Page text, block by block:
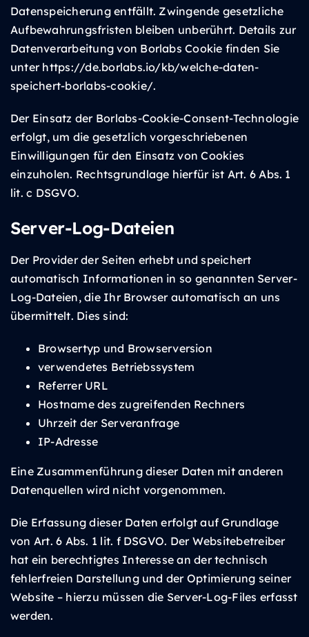
Datenspeicherung entfällt. Zwingende gesetzliche
Aufbewahrungsfristen bleiben unberührt. Details zur
Datenverarbeitung von Borlabs Cookie finden Sie
unter https://de.borlabs.io/kb/welche-daten-
speichert-borlabs-cookie/.
Der Einsatz der Borlabs-Cookie-Consent-Technologie
erfolgt, um die gesetzlich vorgeschriebenen
Einwilligungen für den Einsatz von Cookies
einzuholen. Rechtsgrundlage hierfür ist Art. 6 Abs. 1
lit. c DSGVO.
Server-Log-Dateien
Der Provider der Seiten erhebt und speichert
automatisch Informationen in so genannten Server-
Log-Dateien, die Ihr Browser automatisch an uns
übermittelt. Dies sind:
Browsertyp und Browserversion
verwendetes Betriebssystem
Referrer URL
Hostname des zugreifenden Rechners
Uhrzeit der Serveranfrage
IP-Adresse
Eine Zusammenführung dieser Daten mit anderen
Datenquellen wird nicht vorgenommen.
Die Erfassung dieser Daten erfolgt auf Grundlage
von Art. 6 Abs. 1 lit. f DSGVO. Der Websitebetreiber
hat ein berechtigtes Interesse an der technisch
fehlerfreien Darstellung und der Optimierung seiner
Website – hierzu müssen die Server-Log-Files erfasst
werden.